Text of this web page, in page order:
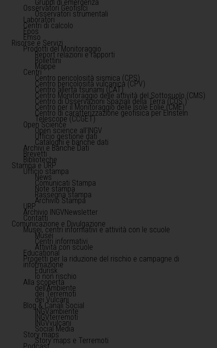
Gruppi di emergenza
Osservatori Geofisici
Osservatori strumentali
Laboratori
Centri di calcolo
Epos
Emso
Risorse e Servizi
Prodotti del Monitoraggio
Report relazioni e rapporti
Bollettini
Mappe
Centri
Centro pericolosità sismica (CPS)
Centro pericolosità vulcanica (CPV)
Centro allerta tsunami (CAT)
Centro Monitoraggio delle attività del Sottosuolo (CMS)
Centro di Osservazioni Spaziali della Terra (COS )
Centro per il Monitoraggio delle Isole Eolie (CME)
Centro di caratterizzazione geofisica per Einstein
Telescope (CCGET)
Open Science
Open science all'INGV
Ufficio gestione dati
Cataloghi e banche dati
Archivi e Banche Dati
Brevetti
Biblioteche
Stampa e URP
Ufficio stampa
News
Comunicati Stampa
Note stampa
Rassegna stampa
Archivio Stampa
URP
Archivio INGVNewsletter
Contatti
Comunicazione e Divulgazione
Musei, centri informativi e attività con le scuole
Musei
Centri informativi
Attività con scuole
Educational
Progetti per la riduzione del rischio e campagne di
informazione
Edurisk
Io non rischio
Alla scoperta
dell'Ambiente
dei Terremoti
dei Vulcani
Blog & Canali Social
INGVambiente
INGVterremoti
INGVvulcani
Social Media
Story maps
Story maps e Terremoti
Podcast